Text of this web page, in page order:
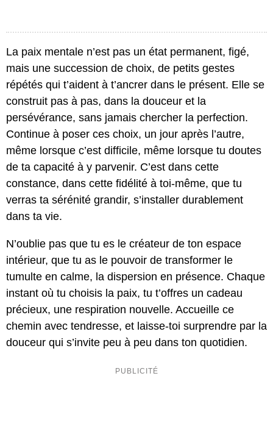
La paix mentale n’est pas un état permanent, figé,
mais une succession de choix, de petits gestes
répétés qui t’aident à t’ancrer dans le présent. Elle se
construit pas à pas, dans la douceur et la
persévérance, sans jamais chercher la perfection.
Continue à poser ces choix, un jour après l’autre,
même lorsque c’est difficile, même lorsque tu doutes
de ta capacité à y parvenir. C’est dans cette
constance, dans cette fidélité à toi-même, que tu
verras ta sérénité grandir, s’installer durablement
dans ta vie.
N’oublie pas que tu es le créateur de ton espace
intérieur, que tu as le pouvoir de transformer le
tumulte en calme, la dispersion en présence. Chaque
instant où tu choisis la paix, tu t’offres un cadeau
précieux, une respiration nouvelle. Accueille ce
chemin avec tendresse, et laisse-toi surprendre par la
douceur qui s’invite peu à peu dans ton quotidien.